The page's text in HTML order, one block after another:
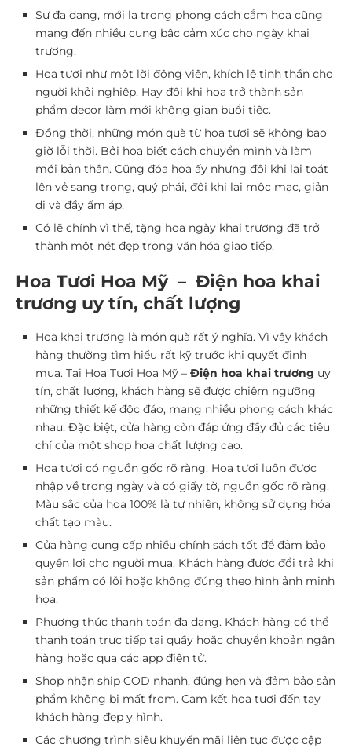
Sự đa dạng, mới lạ trong phong cách cắm hoa cũng
mang đến nhiều cung bậc cảm xúc cho ngày khai
trương.
Hoa tươi như một lời động viên, khích lệ tinh thần cho
người khởi nghiệp. Hay đôi khi hoa trở thành sản
phẩm decor làm mới không gian buổi tiệc.
Đồng thời, những món quà từ hoa tươi sẽ không bao
giờ lỗi thời. Bởi hoa biết cách chuyển mình và làm
mới bản thân. Cũng đóa hoa ấy nhưng đôi khi lại toát
lên vẻ sang trọng, quý phái, đôi khi lại mộc mạc, giản
dị và đầy ấm áp.
Có lẽ chính vì thế, tặng hoa ngày khai trương đã trở
thành một nét đẹp trong văn hóa giao tiếp.
Hoa Tươi Hoa Mỹ – Điện hoa khai
trương uy tín, chất lượng
Hoa khai trương là món quà rất ý nghĩa. Vì vậy khách
hàng thường tìm hiểu rất kỹ trước khi quyết định
mua. Tại Hoa Tươi Hoa Mỹ – Điện hoa khai trương uy
tín, chất lượng, khách hàng sẽ được chiêm ngưỡng
những thiết kế độc đáo, mang nhiều phong cách khác
nhau. Đặc biệt, cửa hàng còn đáp ứng đầy đủ các tiêu
chí của một shop hoa chất lượng cao.
Hoa tươi có nguồn gốc rõ ràng. Hoa tươi luôn được
nhập về trong ngày và có giấy tờ, nguồn gốc rõ ràng.
Màu sắc của hoa 100% là tự nhiên, không sử dụng hóa
chất tạo màu.
Cửa hàng cung cấp nhiều chính sách tốt để đảm bảo
quyền lợi cho người mua. Khách hàng được đổi trả khi
sản phẩm có lỗi hoặc không đúng theo hình ảnh minh
họa.
Phương thức thanh toán đa dạng. Khách hàng có thể
thanh toán trực tiếp tại quầy hoặc chuyển khoản ngân
hàng hoặc qua các app điện tử.
Shop nhận ship COD nhanh, đúng hẹn và đảm bảo sản
phẩm không bị mất from. Cam kết hoa tươi đến tay
khách hàng đẹp y hình.
Các chương trình siêu khuyến mãi liên tục được cập